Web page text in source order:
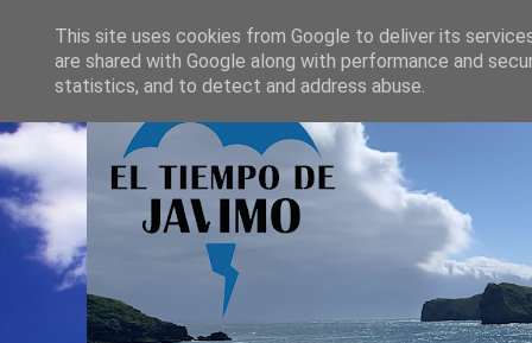
This site uses cookies from Google to deliver its
are shared with Google along with performance and
statistics, and to detect and address abuse.